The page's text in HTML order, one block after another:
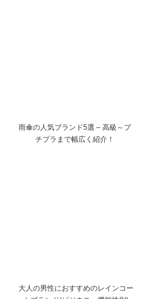
雨傘の人気ブランド5選 – 高級～プ
チプラまで幅広く紹介！
大人の男性におすすめのレインコー